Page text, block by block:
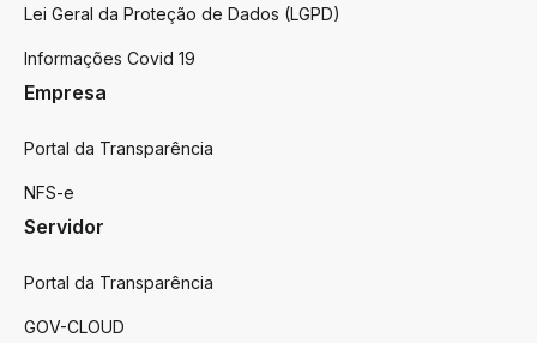
Lei Geral da Proteção de Dados (LGPD)
Informações Covid 19
Empresa
Portal da Transparência
NFS-e
Servidor
Portal da Transparência
GOV-CLOUD